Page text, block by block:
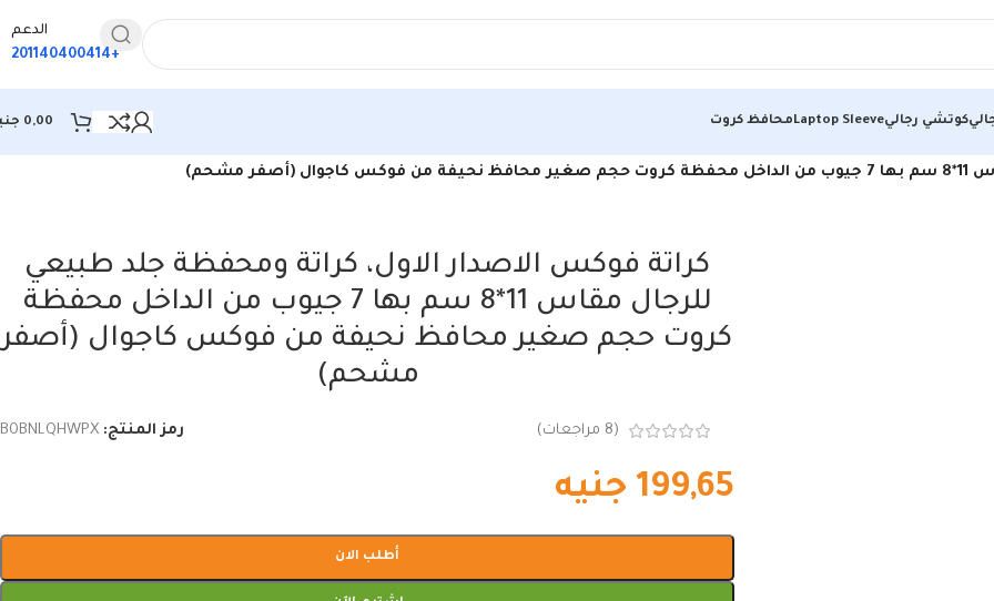
الدعم
+201140400414
كوتشي رجاليLaptop Sleeveمحافظ كروت 0,00
كراتة فوكس الاصدار الاول، كراتة ومحفظة جلد طبيعي
للرجال مقاس 11*8 سم بها 7 جيوب من الداخل محفظة
كروت حجم صغير محافظ نحيفة من فوكس كاجوال (أصفر
مشحم)
(
8 مراجعات) رمز المنتج: B0BNLQHWPX
199,65 جنيه
أطلب الان